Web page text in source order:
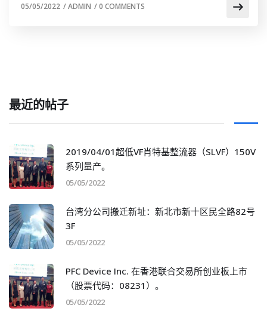
05/05/2022 /ADMIN /0 COMMENTS
最近的帖子
2019/04/01超低VF肖特基整流器（SLVF）150V
系列量产。
05/05/2022
台湾分公司搬迁新址：新北市新十区民全路82号
3F
05/05/2022
PFC Device Inc. 在香港联合交易所创业板上市
（股票代码：08231）。
05/05/2022